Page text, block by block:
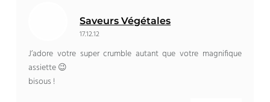
Saveurs Végétales
17.12.12
J’adore votre super crumble autant que votre magnifique
assiette 😉
bisous !